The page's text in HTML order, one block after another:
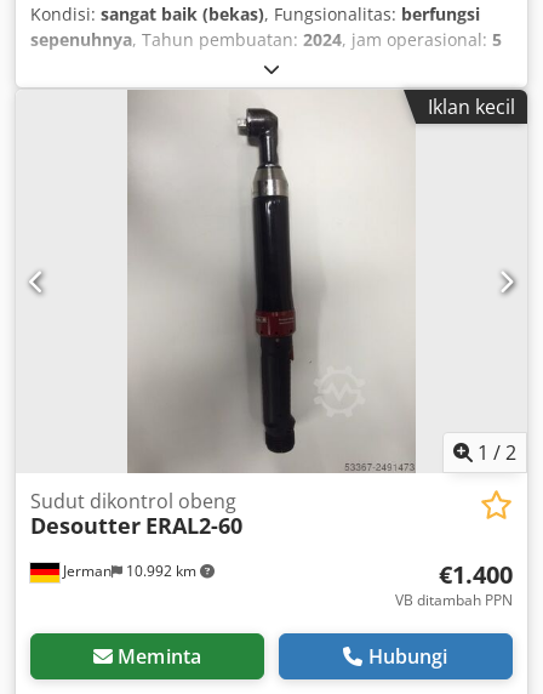
Kondisi: sangat baik (bekas), Fungsionalitas: berfungsi
sepenuhnya, Tahun pembuatan: 2024, jam operasional: 5
6151570000
demonstration tool inventory, tested and fully operational:
Chicago Pneumatic Cordless High-Torque Nutrunner
CP8613 Demonstration tool with charger + 2 batteries (36 V
2.5 Ah) Accuracy (6 sigma): +/- 4% No-load speed: 10 rpm
Torque range Min/Max: 300 to 1300 Nm Working torque:
390 to 1040 Nm Drive: 3/4" square Length: 318 mm
Chsdpfxov Tbz Do Aipsa Weight with battery & reaction
arm: 5.3 kg Other tools for industrial production and
maintenance available on request.
Iklan kecil
1 /2
Jerman 10.992 km
Sudut dikontrol obeng
Desoutter ERAL2-60
€1.400
VB ditambah PPN
Meminta Hubungi